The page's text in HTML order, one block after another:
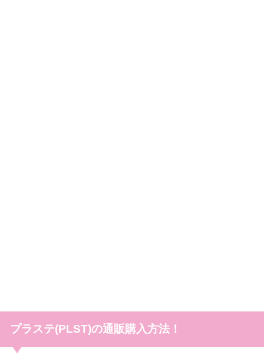
プラステ(PLST)の通販購入方法！